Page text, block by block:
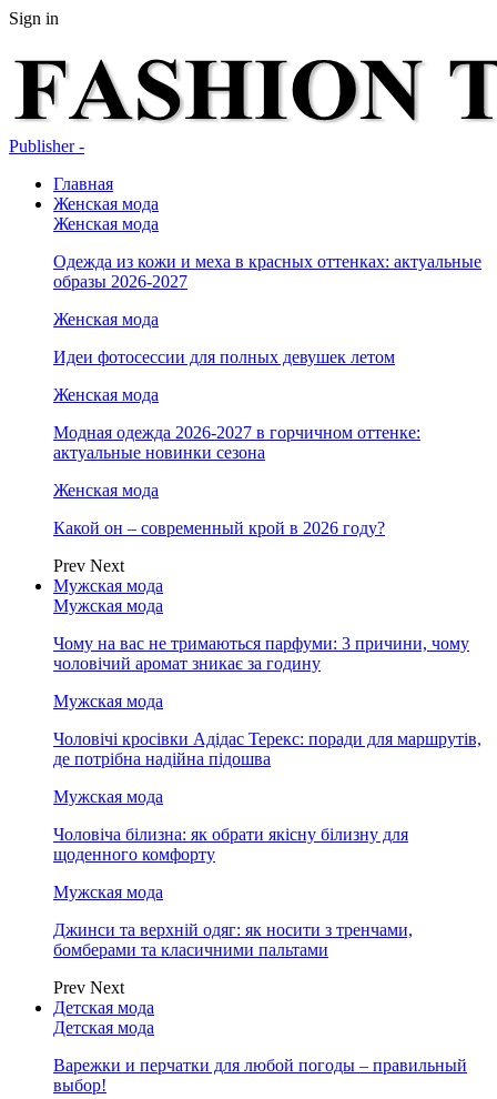
Sign in
Publisher -
Главная
Женская мода
Женская мода
Одежда из кожи и меха в красных оттенках: актуальные
образы 2026-2027
Женская мода
Идеи фотосессии для полных девушек летом
Женская мода
Модная одежда 2026-2027 в горчичном оттенке:
актуальные новинки сезона
Женская мода
Какой он – современный крой в 2026 году?
Prev Next
Мужская мода
Мужская мода
Чому на вас не тримаються парфуми: 3 причини, чому
чоловічий аромат зникає за годину
Мужская мода
Чоловічі кросівки Адідас Терекс: поради для маршрутів,
де потрібна надійна підошва
Мужская мода
Чоловіча білизна: як обрати якісну білизну для
щоденного комфорту
Мужская мода
Джинси та верхній одяг: як носити з тренчами,
бомберами та класичними пальтами
Prev Next
Детская мода
Детская мода
Варежки и перчатки для любой погоды – правильный
выбор!